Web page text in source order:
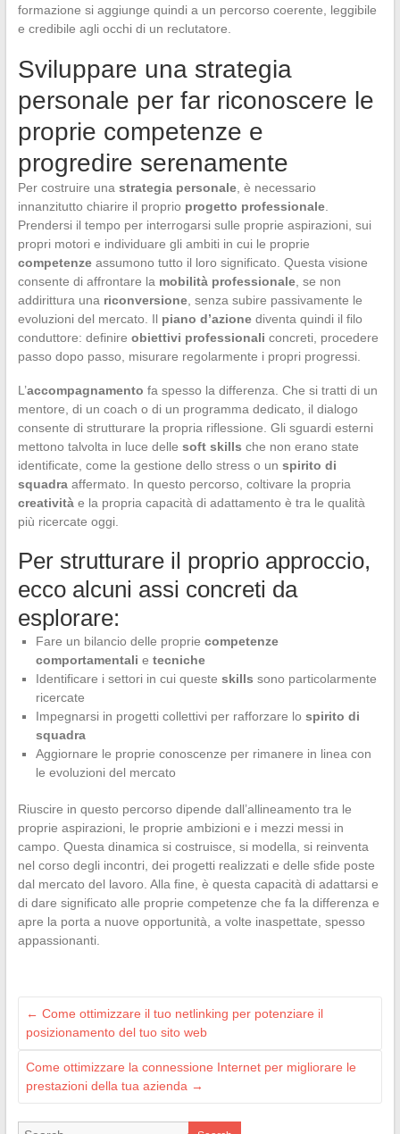
formazione si aggiunge quindi a un percorso coerente, leggibile
e credibile agli occhi di un reclutatore.
Sviluppare una strategia
personale per far riconoscere le
proprie competenze e
progredire serenamente
Per costruire una strategia personale, è necessario
innanzitutto chiarire il proprio progetto professionale.
Prendersi il tempo per interrogarsi sulle proprie aspirazioni, sui
propri motori e individuare gli ambiti in cui le proprie
competenzeassumono tutto il loro significato. Questa visione
consente di affrontare la mobilità professionale, se non
addirittura una riconversione, senza subire passivamente le
evoluzioni del mercato. Il piano d’azionediventa quindi il filo
conduttore: definire obiettivi professionali concreti, procedere
passo dopo passo, misurare regolarmente i propri progressi.
L’accompagnamento fa spesso la differenza. Che si tratti di un
mentore, di un coach o di un programma dedicato, il dialogo
consente di strutturare la propria riflessione. Gli sguardi esterni
mettono talvolta in luce delle soft skills che non erano state
identificate, come la gestione dello stress o un spirito di
squadraaffermato. In questo percorso, coltivare la propria
creativitàe la propria capacità di adattamento è tra le qualità
più ricercate oggi.
Per strutturare il proprio approccio,
ecco alcuni assi concreti da
esplorare:
Fare un bilancio delle proprie competenze
comportamentali e tecniche
Identificare i settori in cui queste skills sono particolarmente
ricercate
Impegnarsi in progetti collettivi per rafforzare lo spirito di
squadra
Aggiornare le proprie conoscenze per rimanere in linea con
le evoluzioni del mercato
Riuscire in questo percorso dipende dall’allineamento tra le
proprie aspirazioni, le proprie ambizioni e i mezzi messi in
campo. Questa dinamica si costruisce, si modella, si reinventa
nel corso degli incontri, dei progetti realizzati e delle sfide poste
dal mercato del lavoro. Alla fine, è questa capacità di adattarsi e
di dare significato alle proprie competenze che fa la differenza e
apre la porta a nuove opportunità, a volte inaspettate, spesso
appassionanti.
← Come ottimizzare il tuo netlinking per potenziare il
posizionamento del tuo sito web
Come ottimizzare la connessione Internet per migliorare le
prestazioni della tua azienda →